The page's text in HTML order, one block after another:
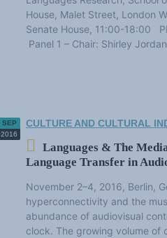
House, Malet Street, London
Senate House, 11:00-18:00
Panel 1 – Chair: Shirley
SEP
2016
CULTURE AND CULTURAL
Languages & The
Language Transfer in
November 2–4, 2016, Berlin,
hyperconnectivity and the
abundance of audiovisual
clock. The growing volume of